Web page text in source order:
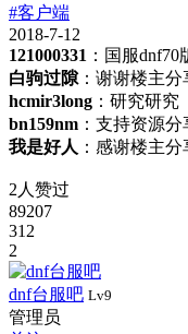
#客户端
2018-7-12
121000331 ：国服
白驹过隙：谢谢楼主分
hcmir3long ：研究研究
bn159nm ：支持资源分
我是好人 ：感谢楼主分
2人赞过
89207
312
2
dnf台服吧 Lv9
管理员